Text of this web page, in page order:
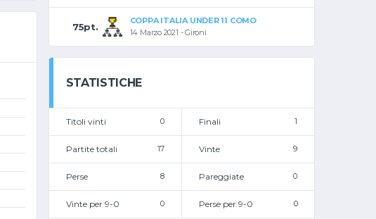
75pt.
COPPA ITALIA UNDER 11 COMO
14 Marzo 2021 - Gironi
STATISTICHE
Titoli vinti 0 Finali 1
Partite totali 17 Vinte 9
Perse 8 Pareggiate 0
Vinte per 9-0 0 Perse per 9-0 0